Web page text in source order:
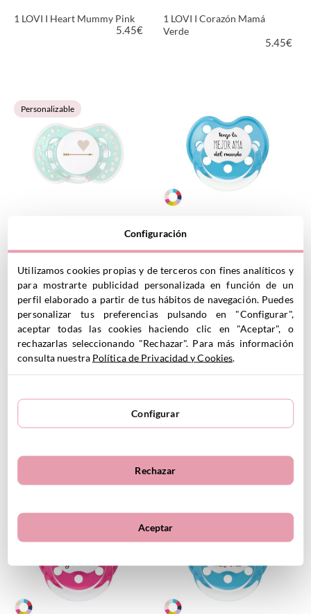
1 LOVI I Heart Mummy Pink
5.45€
VER PRODUCTO
1 LOVI I Corazón Mamá
Verde
5.45€
Personalizable
5.95€
VER PRODUCTO VER PRODUCTO
1 Classic Ama con suerte 1 Classic ¿Guapa yo? Ama
Configuración
Utilizamos cookies propias y de terceros con fines analíticos y
para mostrarte publicidad personalizada en función de un
perfil elaborado a partir de tus hábitos de navegación. Puedes
personalizar tus preferencias pulsando en "Configurar",
aceptar todas las cookies haciendo clic en "Aceptar", o
rechazarlas seleccionando "Rechazar". Para más información
consulta nuestra Política de Privacidad y Cookies
Configurar
Rechazar
Aceptar